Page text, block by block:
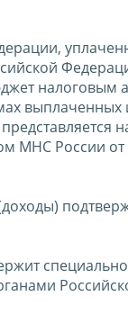
МНС России от